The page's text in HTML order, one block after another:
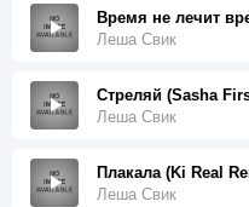
Время не лечит
Леша Свик
Леша Свик
Плакала (Ki Real
Леша Свик